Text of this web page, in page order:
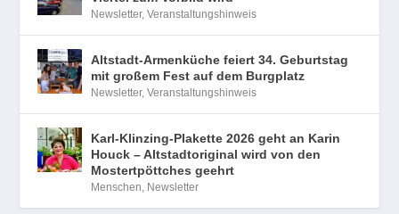
Newsletter,Veranstaltungshinweis
Altstadt-Armenküche feiert 34. Geburtstag
mit großem Fest auf dem Burgplatz
Newsletter,Veranstaltungshinweis
Karl-Klinzing-Plakette 2026 geht an Karin
Houck – Altstadtoriginal wird von den
Mostertpöttches geehrt
Menschen, Newsletter